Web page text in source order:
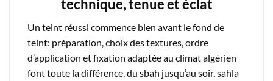
technique, tenue et éclat
Un teint réussi commence bien avant le fond de
teint: préparation, choix des textures, ordre
d’application et fixation adaptée au climat algérien
font toute la différence, du sbah jusqu’au soir, sahla